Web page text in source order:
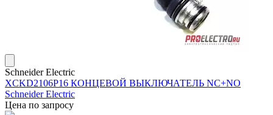
Schneider Electric
XCKD2106P16 КОНЦЕВОЙ ВЫКЛЮЧАТЕЛЬ NC+NO
Schneider Electric
Цена по запросу